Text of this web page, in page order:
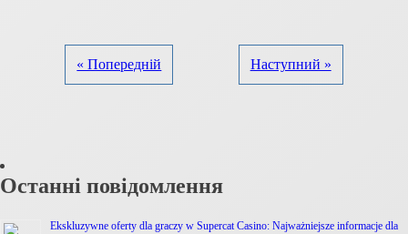
« Попередній Наступний »
Останні повідомлення
Ekskluzywne oferty dla graczy w Supercat Casino: Najważniejsze informacje dla